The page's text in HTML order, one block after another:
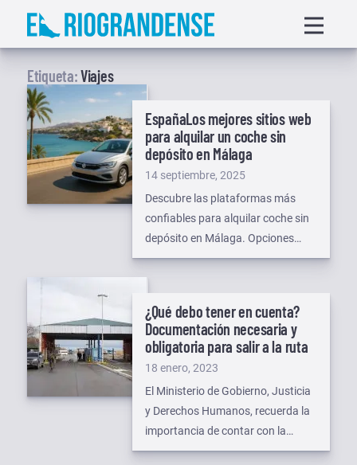
Saltar
menu
Etiqueta:Viajes
EspañaLos mejores sitios web
para alquilar un coche sin
depósito en Málaga
Publicado
el
14 septiembre, 2025
Descubre las plataformas más
confiables para alquilar coche sin
depósito en Málaga. Opciones
flexibles, transparentes y seguras
para recorrer la Costa del Sol.
¿Qué debo tener en cuenta?
Documentación necesaria y
obligatoria para salir a la ruta
Publicado
el
18 enero, 2023
El Ministerio de Gobierno, Justicia
y Derechos Humanos, recuerda la
importancia de contar con la
documentación actualizada a